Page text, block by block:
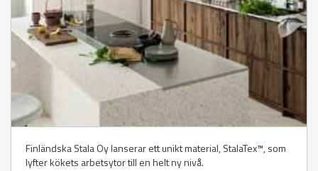
Finländska Stala Oy lanserar ett unikt material, StalaTex™, som
lyfter kökets arbetsytor till en helt ny nivå.